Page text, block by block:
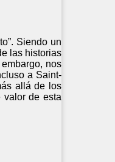
Siendo un
las historias
nos
a Saint-
allá de los
valor de esta